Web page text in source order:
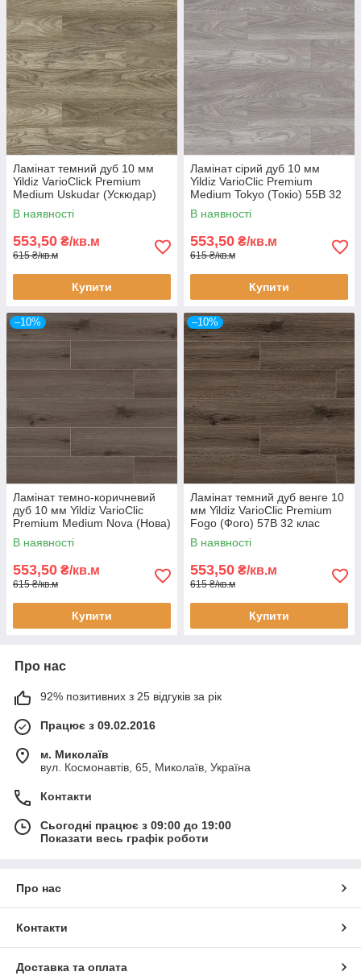
Ламінат темний дуб 10 мм
Yildiz VarioClick Premium
Medium Uskudar (Ускюдар)
865 32 клас вузька дошка з
фаскою
В наявності
553,50 ₴/кв.м
615 ₴/кв.м
Купити
Ламінат сірий дуб 10 мм
Yildiz VarioClic Premium
Medium Tokyo (Токіо) 55В 32
клас вузька дошка з фаскою
В наявності
553,50 ₴/кв.м
615 ₴/кв.м
Купити
–10%
Ламінат темно-коричневий
дуб 10 мм Yildiz VarioClic
Premium Medium Nova (Нова)
56В 32 клас вузька дошка з
фаскою
В наявності
553,50 ₴/кв.м
615 ₴/кв.м
Купити
–10%
Ламінат темний дуб венге 10
мм Yildiz VarioClic Premium
Fogo (Фого) 57В 32 клас
завужена дошка з фаскою
В наявності
553,50 ₴/кв.м
615 ₴/кв.м
Купити
Про нас
92% позитивних з 25 відгуків за рік
Працює з 09.02.2016
м. Миколаїв
вул. Космонавтів, 65, Миколаїв, Україна
Контакти
Сьогодні працює з 09:00 до 19:00
Показати весь графік роботи
Про нас
Контакти
Доставка та оплата